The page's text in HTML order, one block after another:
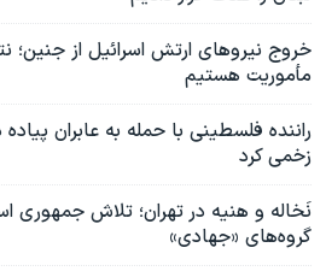
خروج نیروهای ارتش اسرائیل از جنین؛
مأموریت هستیم
راننده فلسطینی با حمله به عابران
زخمی کرد
نَخاله و هنیه در تهران؛ تلاش جمهوری
گروه‌های «جهادی»